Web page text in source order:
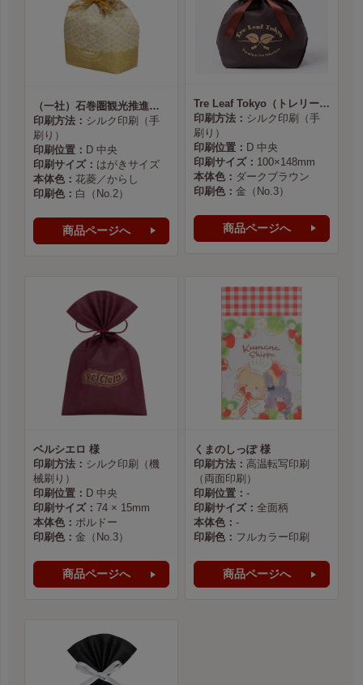
（一社）石巻圏観光推進機構様
印刷方法： シルク印刷（手
刷り）
印刷位置： D 中央
印刷サイズ： はがきサイズ
本体色： 花菱／からし
印刷色： 白（No.2）
商品ページへ
Tre Leaf Tokyo（トレリーフ東京） 様
印刷方法： シルク印刷（手
刷り）
印刷位置： D 中央
印刷サイズ： 100×148mm
本体色： ダークブラウン
印刷色： 金（No.3）
商品ページへ
ベルシエロ 様
印刷方法： シルク印刷（機
械刷り）
印刷位置： D 中央
印刷サイズ： 74 × 15mm
本体色： ボルドー
印刷色： 金（No.3）
商品ページへ
くまのしっぽ 様
印刷方法： 高温転写印刷
（両面印刷）
印刷位置： -
印刷サイズ： 全面柄
本体色： -
印刷色： フルカラー印刷
商品ページへ